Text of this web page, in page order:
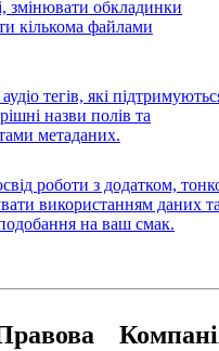
змінювати обкладинки
кількома файлами
тегів, які
назви полів та
метаданих.
роботи з додатком,
використанням даних
на ваш смак.